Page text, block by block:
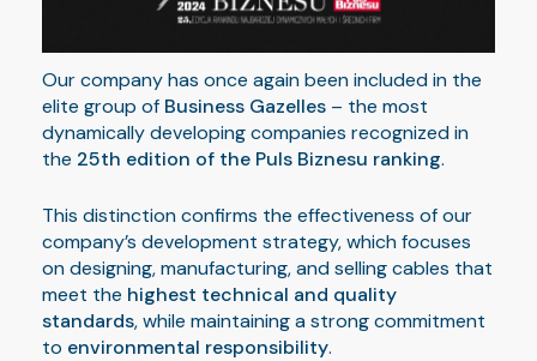
Our company has once again been included in the
elite group of Business Gazelles– the most
dynamically developing companies recognized in
the 25th edition of the Puls Biznesu ranking.
This distinction confirms the effectiveness of our
company’s development strategy, which focuses
on designing, manufacturing, and selling cables that
meet the highest technical and quality
standards, while maintaining a strong commitment
to environmental responsibility.